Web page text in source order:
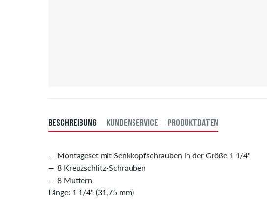
BESCHREIBUNG KUNDENSERVICE PRODUKTDATEN
Montageset mit Senkkopfschrauben in der Größe 1 1/4"
8 Kreuzschlitz-Schrauben
8 Muttern
Länge: 1 1/4" (31,75 mm)